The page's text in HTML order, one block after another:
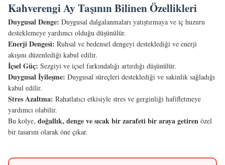
Kahverengi Ay Taşının Bilinen Özellikleri
Duygusal Denge: Duygusal dalgalanmaları yatıştırmaya ve iç huzuru
desteklemeye yardımcı olduğu düşünülür.
Enerji Dengesi: Ruhsal ve bedensel dengeyi desteklediği ve enerji
akışını düzenlediği kabul edilir.
İçsel Güç: Sezgiyi ve içsel farkındalığı artırdığı düşünülür.
Duygusal İyileşme: Duygusal süreçleri desteklediği ve sakinlik sağladığı
kabul edilir.
Stres Azaltma: Rahatlatıcı etkisiyle stres ve gerginliği hafifletmeye
yardımcı olabilir.
Bu kolye, doğallık, denge ve sıcak bir zarafeti bir araya getiren özel
bir tasarım olarak öne çıkar.